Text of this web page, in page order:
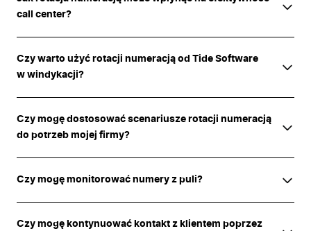
call center?
Czy warto użyć rotacji numeracją od Tide Software
w windykacji?
Czy mogę dostosować scenariusze rotacji numeracją
do potrzeb mojej firmy?
Czy mogę monitorować numery z puli?
Czy mogę kontynuować kontakt z klientem poprzez